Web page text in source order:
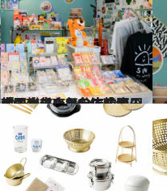
2023.6.17
「弘大のような店内で、 韓国へ来た気分に」高円寺の雑貨店PKPで韓国のアートシーンを体感せよ！
旅＆お出かけ